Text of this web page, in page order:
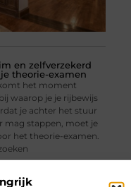
en zelfverzekerd
theorie-examen
het moment
waarop je je rijbewijs
je achter het stuur
mag stappen, moet je
het theorie-examen.